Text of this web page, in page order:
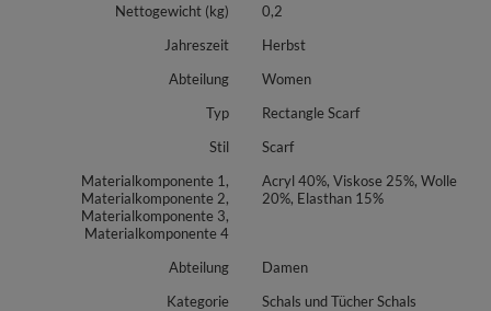
Nettogewicht (kg)
0,2
Jahreszeit
Herbst
Abteilung
Women
Typ
Rectangle Scarf
Stil
Scarf
Materialkomponente 1,
Materialkomponente 2,
Materialkomponente 3,
Materialkomponente 4
Acryl 40%, Viskose 25%, Wolle
20%, Elasthan 15%
Abteilung
Damen
Kategorie
Schals und Tücher Schals